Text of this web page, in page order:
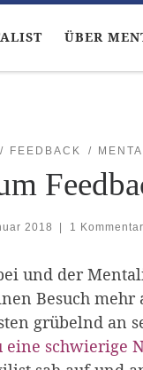
ÜBER
FEEDBACK
2018 1 Kommentar
und der
Besuch mehr
grübelnd an
eine schwierige